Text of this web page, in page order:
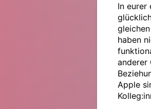
In eurer
haben
anderer
Apple